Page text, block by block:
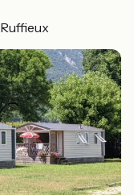
Ruffieux